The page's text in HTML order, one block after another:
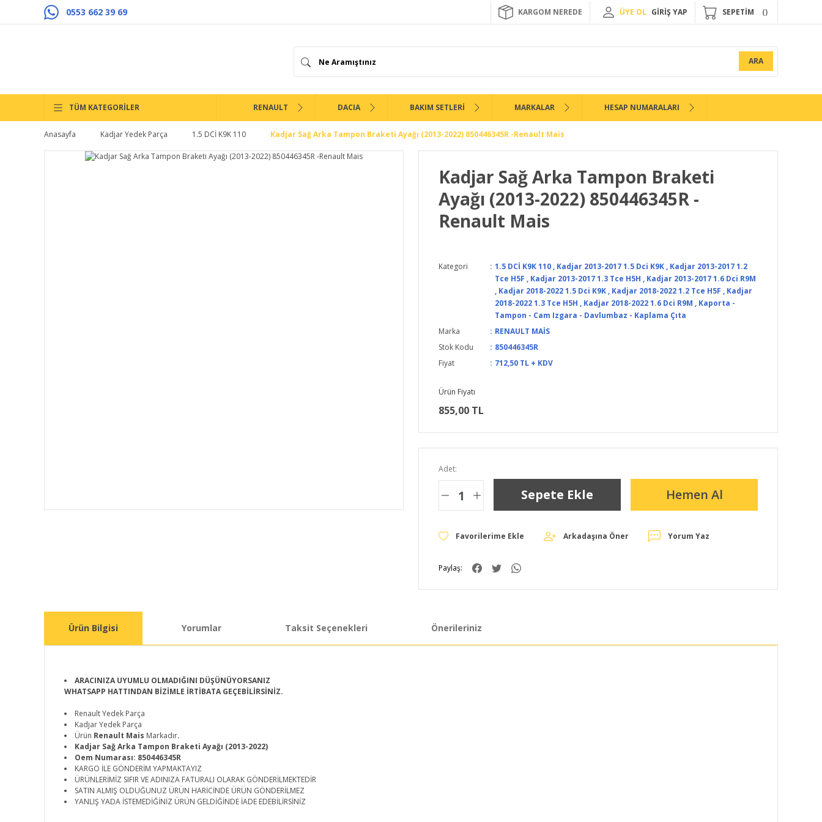
0553 662 39 69 KARGOM NEREDE ÜYE OL GİRİŞ YAP SEPETİM
ARA
TÜM KATEGORİLER RENAULT DACIA BAKIM SETLERİ MARKALAR HESAP NUMARALARI
Anasayfa Kadjar Yedek Parça 1.5 DCİ K9K 110 Kadjar Sağ Arka Tampon Braketi Ayağı (2013-2022) 850446345R -Renault Mais
Kadjar Sağ Arka Tampon Braketi
Ayağı (2013-2022) 850446345R -
Renault Mais
Kategori 1.5 DCİ K9K 110 , Kadjar 2013-2017 1.5 Dci K9K , Kadjar 2013-2017 1.2
Tce H5F , Kadjar 2013-2017 1.3 Tce H5H , Kadjar 2013-2017 1.6 Dci R9M
, Kadjar 2018-2022 1.5 Dci K9K , Kadjar 2018-2022 1.2 Tce H5F , Kadjar
2018-2022 1.3 Tce H5H , Kadjar 2018-2022 1.6 Dci R9M , Kaporta -
Tampon - Cam Izgara - Davlumbaz - Kaplama Çıta
Marka
RENAULT MAİS
Stok Kodu
850446345R
Fiyat
712,50 TL + KDV
Ürün Fiyatı
855,00 TL
Adet:
Sepete Ekle Hemen Al
Arkadaşına Öner Yorum Yaz
Paylaş:
Ürün Bilgisi Yorumlar Taksit Seçenekleri Önerileriniz
ARACINIZA UYUMLU OLMADIĞINI DÜŞÜNÜYORSANIZ
WHATSAPP HATTINDAN BİZİMLE İRTİBATA GEÇEBİLİRSİNİZ.
Renault Yedek Parça
Kadjar Yedek Parça
Ürün Renault Mais Markadır.
Kadjar Sağ Arka Tampon Braketi Ayağı (2013-2022)
Oem Numarası: 850446345R
KARGO İLE GÖNDERİM YAPMAKTAYIZ
ÜRÜNLERİMİZ SIFIR VE ADINIZA FATURALI OLARAK GÖNDERİLMEKTEDİR
SATIN ALMIŞ OLDUĞUNUZ ÜRÜN HARİCİNDE ÜRÜN GÖNDERİLMEZ
YANLIŞ YADA İSTEMEDİĞİNİZ ÜRÜN GELDİĞİNDE İADE EDEBİLİRSİNİZ